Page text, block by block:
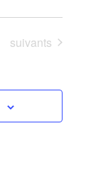
vues
Évènements
suivants